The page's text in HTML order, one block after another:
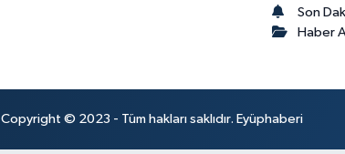
Son
Haber
Copyright © 2023 - Tüm hakları saklıdır. Eyüphaberi